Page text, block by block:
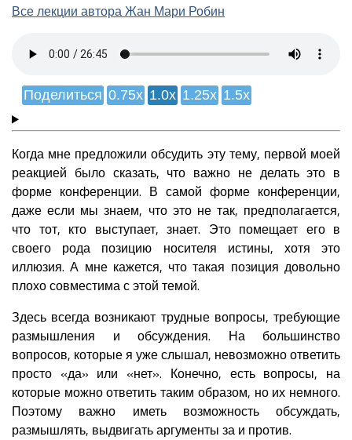
Все лекции автора Жан Мари Робин
Поделиться 0.75x 1.0x 1.25x 1.5x
Когда мне предложили обсудить эту тему, первой моей
реакцией было сказать, что важно не делать это в
форме конференции. В самой форме конференции,
даже если мы знаем, что это не так, предполагается,
что тот, кто выступает, знает. Это помещает его в
своего рода позицию носителя истины, хотя это
иллюзия. А мне кажется, что такая позиция довольно
плохо совместима с этой темой.
Здесь всегда возникают трудные вопросы, требующие
размышления и обсуждения. На большинство
вопросов, которые я уже слышал, невозможно ответить
просто «да» или «нет». Конечно, есть вопросы, на
которые можно ответить таким образом, но их немного.
Поэтому важно иметь возможность обсуждать,
размышлять, выдвигать аргументы за и против.